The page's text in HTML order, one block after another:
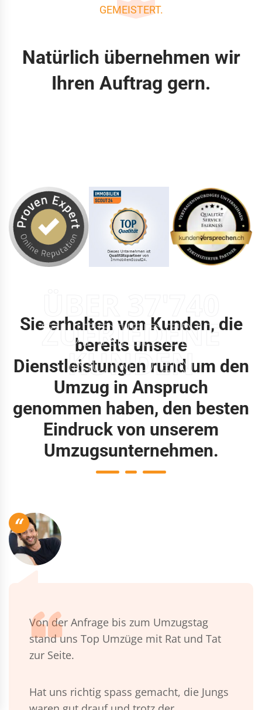
GEMEISTERT.
Natürlich übernehmen wir
Ihren Auftrag gern.
ZUFRIEDENE
KUNDEN
Sie erhalten von Kunden, die
bereits unsere
Dienstleistungen rund um den
Umzug in Anspruch
genommen haben, den besten
Eindruck von unserem
Umzugsunternehmen.
“
Von der Anfrage bis zum Umzugstag
stand uns Top Umzüge mit Rat und Tat
zur Seite.
Hat uns richtig spass gemacht, die Jungs